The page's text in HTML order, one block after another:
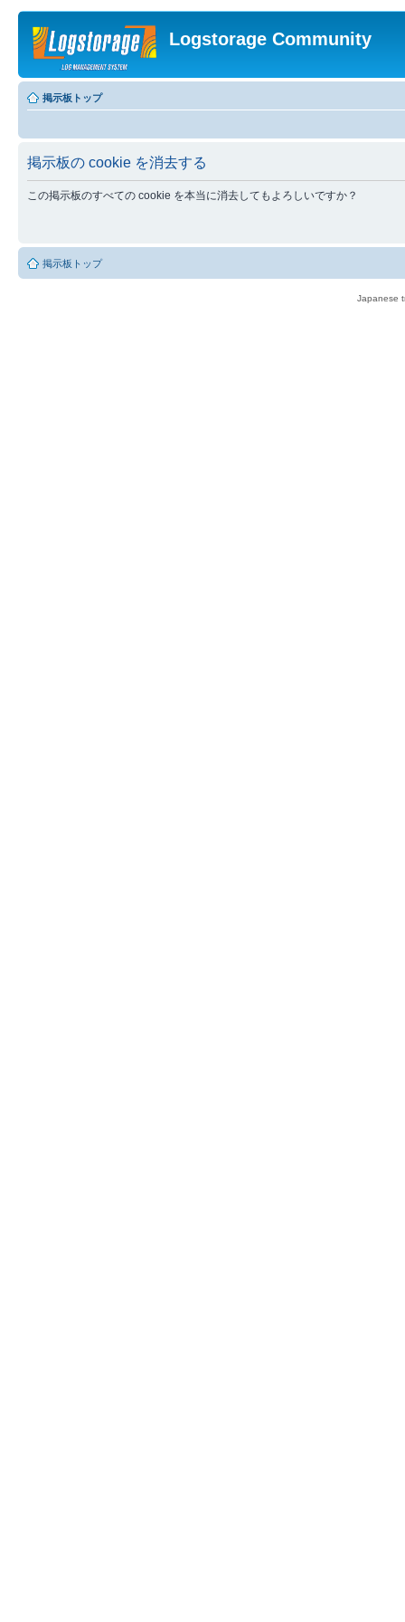
Logstorage Community
掲示板トップ
掲示板の cookie を消去する
この掲示板のすべての cookie を本当に消去してもよろしいですか？
掲示板トップ
Japanese